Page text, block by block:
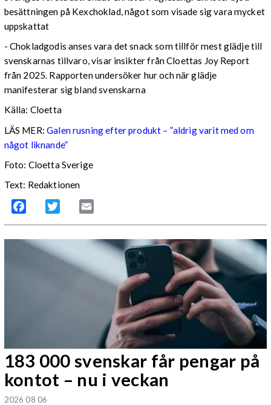
besättningen på Kexchoklad, något som visade sig vara mycket
uppskattat
- Chokladgodis anses vara det snack som tillför mest glädje till
svenskarnas tillvaro, visar insikter från Cloettas Joy Report
från 2025. Rapporten undersöker hur och när glädje
manifesterar sig bland svenskarna
Källa: Cloetta
LÄS MER:Galen rusning efter produkt – ”aldrig varit med om
något liknande”
Foto: Cloetta Sverige
Text: Redaktionen
Facebook Twitter
183 000 svenskar får pengar på
kontot – nu i veckan
2026 08 06